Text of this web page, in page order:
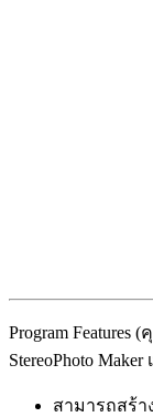
Program
StereoPhoto Maker
สามารถสร้า